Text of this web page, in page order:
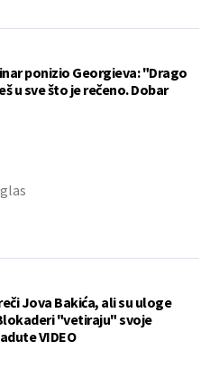
ponizio Georgieva: "Drago
u sve što je rečeno. Dobar
Jova Bakića, ali su uloge
"vetiraju" svoje
VIDEO